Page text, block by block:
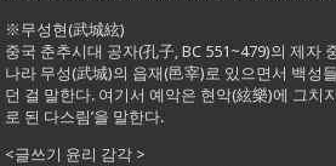
※무성현(武城絃)
중국 춘추시대 공자(孔子, BC 551~479)의 제자
나라 무성(武城)의 읍재(邑宰)로 있으면서 백성
던 걸 말한다. 여기서 예악은 현악(絃樂)에 그치
로 된 다스림’을 말한다.
<글쓰기 윤리 감각 >